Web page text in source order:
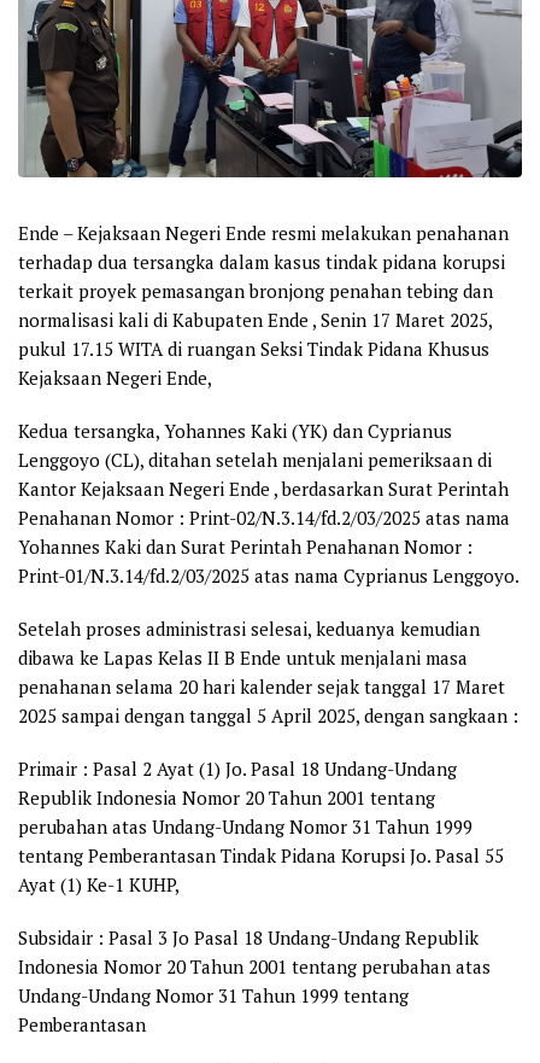
Ende – Kejaksaan Negeri Ende resmi melakukan penahanan
terhadap dua tersangka dalam kasus tindak pidana korupsi
terkait proyek pemasangan bronjong penahan tebing dan
normalisasi kali di Kabupaten Ende , Senin 17 Maret 2025,
pukul 17.15 WITA di ruangan Seksi Tindak Pidana Khusus
Kejaksaan Negeri Ende,
Kedua tersangka, Yohannes Kaki (YK) dan Cyprianus
Lenggoyo (CL), ditahan setelah menjalani pemeriksaan di
Kantor Kejaksaan Negeri Ende , berdasarkan Surat Perintah
Penahanan Nomor : Print-02/N.3.14/fd.2/03/2025 atas nama
Yohannes Kaki dan Surat Perintah Penahanan Nomor :
Print-01/N.3.14/fd.2/03/2025 atas nama Cyprianus Lenggoyo.
Setelah proses administrasi selesai, keduanya kemudian
dibawa ke Lapas Kelas II B Ende untuk menjalani masa
penahanan selama 20 hari kalender sejak tanggal 17 Maret
2025 sampai dengan tanggal 5 April 2025, dengan sangkaan :
Primair : Pasal 2 Ayat (1) Jo. Pasal 18 Undang-Undang
Republik Indonesia Nomor 20 Tahun 2001 tentang
perubahan atas Undang-Undang Nomor 31 Tahun 1999
tentang Pemberantasan Tindak Pidana Korupsi Jo. Pasal 55
Ayat (1) Ke-1 KUHP,
Subsidair : Pasal 3 Jo Pasal 18 Undang-Undang Republik
Indonesia Nomor 20 Tahun 2001 tentang perubahan atas
Undang-Undang Nomor 31 Tahun 1999 tentang
Pemberantasan